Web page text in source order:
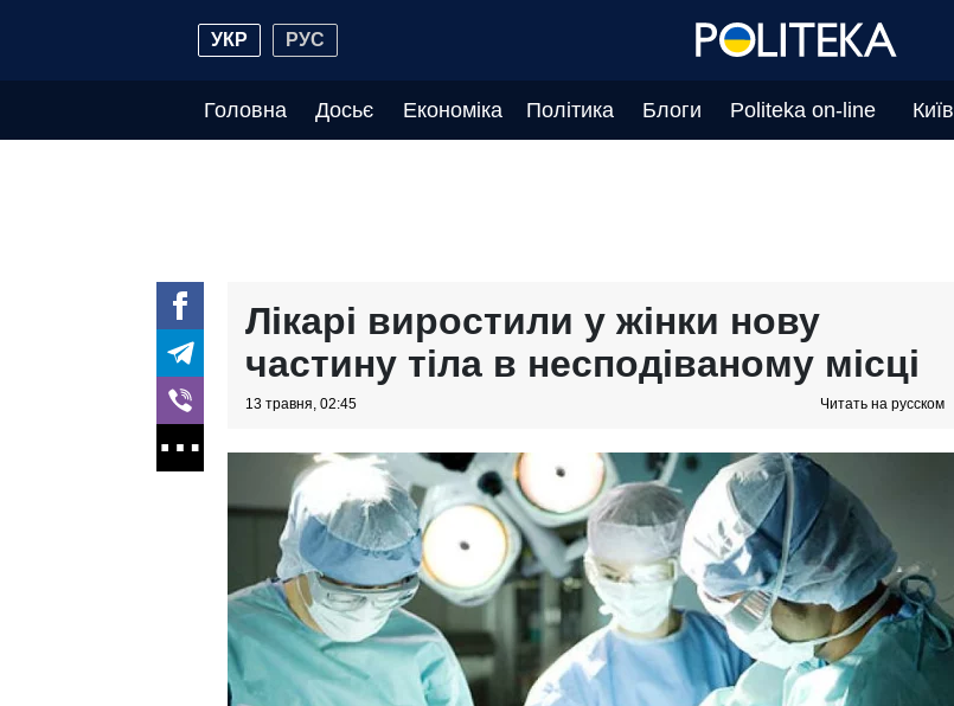
УКР РУС
Головна Досьє Економіка Політика Блоги Politeka on-line Київ
Лікарі виростили у жінки нову
частину тіла в несподіваному місці
13 травня, 02:45 Читать на русском